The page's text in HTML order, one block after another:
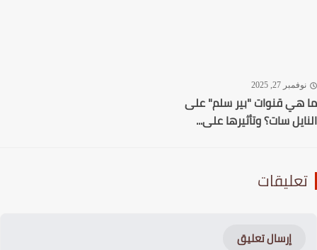
27, 2025
قنوات "بير سلم" على
سات؟ وتأثيرها على...
إرسال تعليق